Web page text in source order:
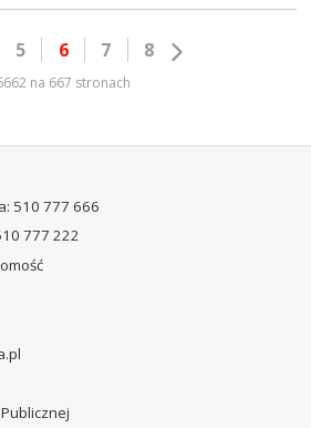
5 6 7 8
na 667 stronach
510 777 666
777 222